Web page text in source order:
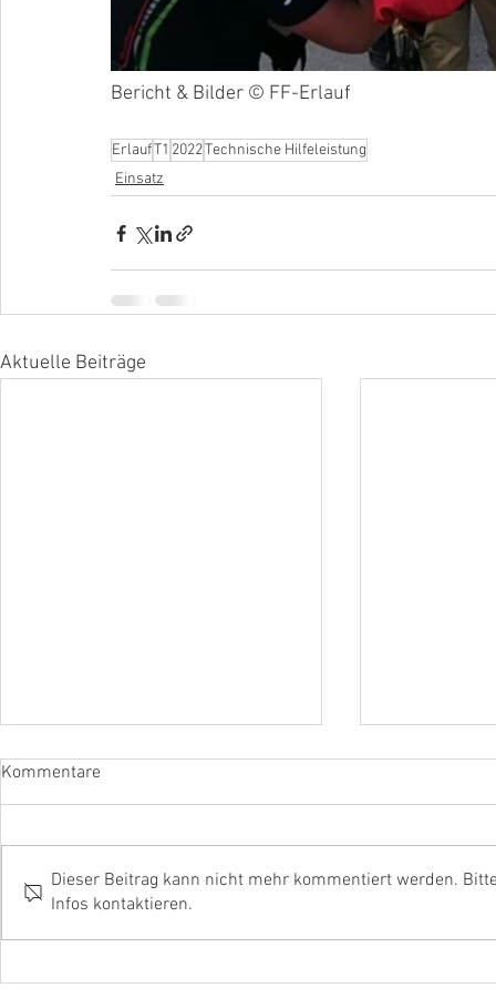
Bericht & Bilder © FF-Erlauf
ErlaufT1 2022Technische Hilfeleistung
Einsatz
Aktuelle Beiträge
B2 -
Kommentare
Dieser Beitrag kann nicht mehr kommentiert werden.
Infos kontaktieren.